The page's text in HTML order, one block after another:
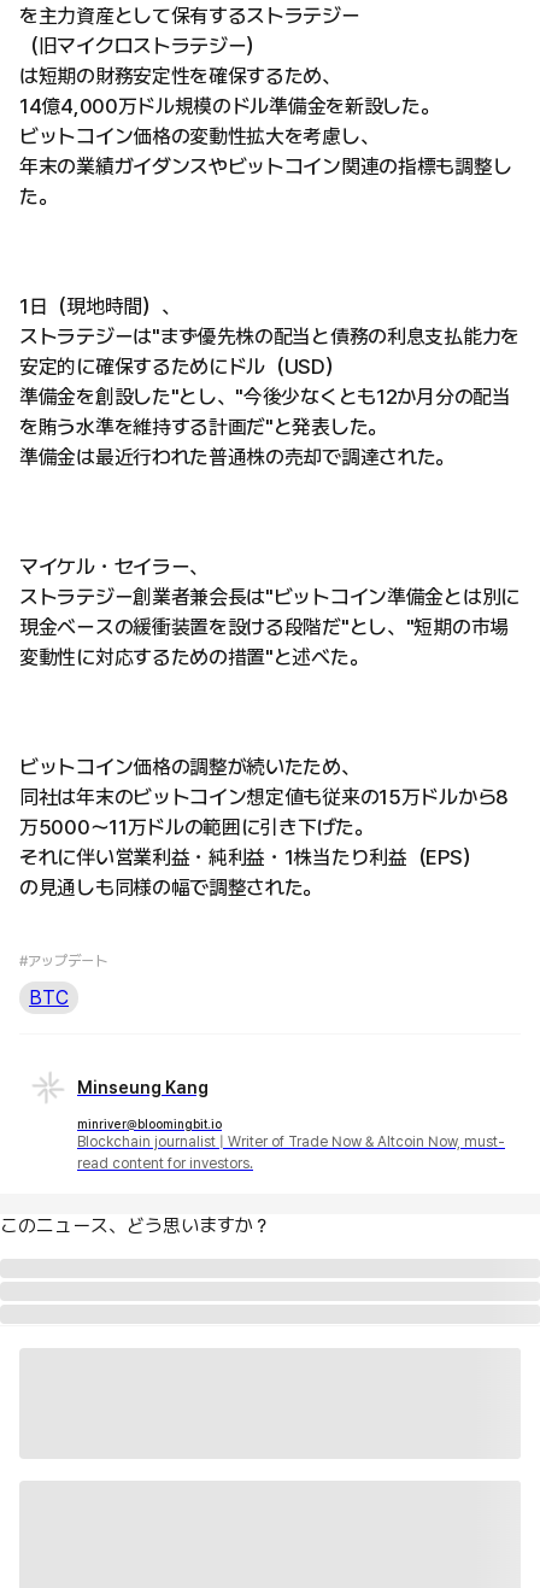
を主力資産として保有するストラテジー
（旧マイクロストラテジー）
は短期の財務安定性を確保するため、
14億4,000万ドル規模のドル準備金を新設した。
ビットコイン価格の変動性拡大を考慮し、
年末の業績ガイダンスやビットコイン関連の指標も調整し
た。
1日（現地時間）、
ストラテジーは"まず優先株の配当と債務の利息支払能力を
安定的に確保するためにドル（USD）
準備金を創設した"とし、"今後少なくとも12か月分の配当
を賄う水準を維持する計画だ"と発表した。
準備金は最近行われた普通株の売却で調達された。
マイケル・セイラー、
ストラテジー創業者兼会長は"ビットコイン準備金とは別に
現金ベースの緩衝装置を設ける段階だ"とし、"短期の市場
変動性に対応するための措置"と述べた。
ビットコイン価格の調整が続いたため、
同社は年末のビットコイン想定値も従来の15万ドルから8
万5000～11万ドルの範囲に引き下げた。
それに伴い営業利益・純利益・1株当たり利益（EPS）
の見通しも同様の幅で調整された。
#アップデート
BTC
Minseung Kang
minriver@bloomingbit.io
Blockchain journalist | Writer of Trade Now & Altcoin Now, must-
read content for investors.
このニュース、どう思いますか？